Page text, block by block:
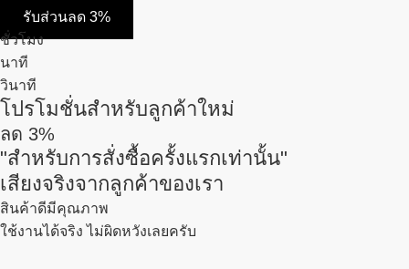
รับส่วนลด 3%
ชั่วโมง
นาที
วินาที
โปรโมชั่นสำหรับลูกค้าใหม่
ลด 3%
"สำหรับการสั่งซื้อครั้งแรกเท่านั้น"
เสียงจริงจากลูกค้าของเรา
สินค้าดีมีคุณภาพ
ใช้งานได้จริง ไม่ผิดหวังเลยครับ